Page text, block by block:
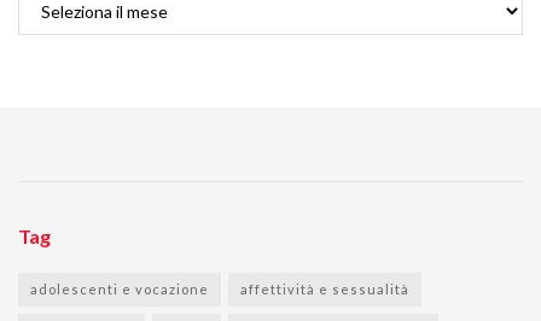
Tag
adolescenti e vocazione affettività e sessualità